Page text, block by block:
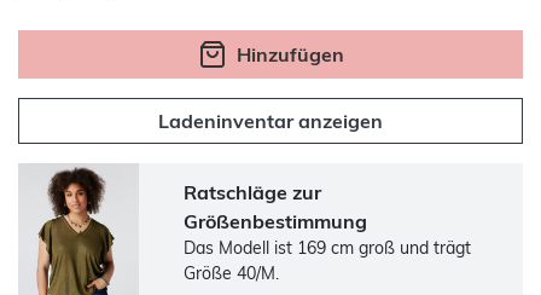
Hinzufügen
Ladeninventar anzeigen
Ratschläge zur
Größenbestimmung
Das Modell ist 169 cm groß und trägt
Größe 40/M.